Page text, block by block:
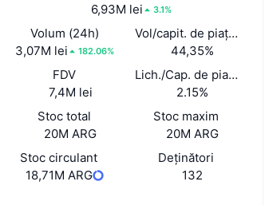
6,93M lei
3.1%
Volum (24h)
3,07M lei
182.06%
Vol/capit. de piață (24 h)
44,35%
FDV
7,4M lei
Lich./Cap. de piață
2.15%
Stoc total
20M ARG
Stoc maxim
20M ARG
Stoc circulant
18,71M ARG
Deținători
132